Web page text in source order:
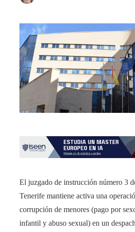
El juzgado de instrucción número 3
Tenerife mantiene activa una
corrupción de menores (pago por
infantil y abuso sexual) en un